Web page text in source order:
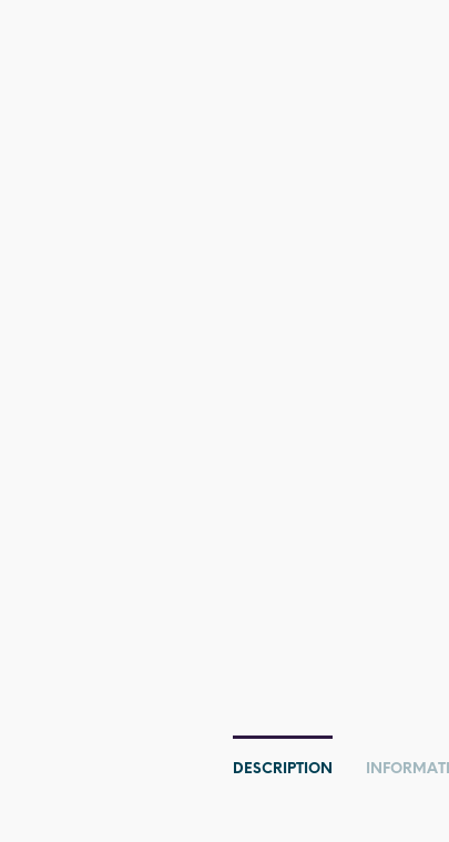
DESCRIPTION